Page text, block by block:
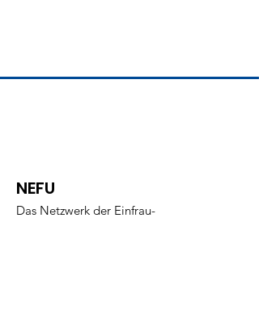
NEFU
Das Netzwerk der Einfrau-